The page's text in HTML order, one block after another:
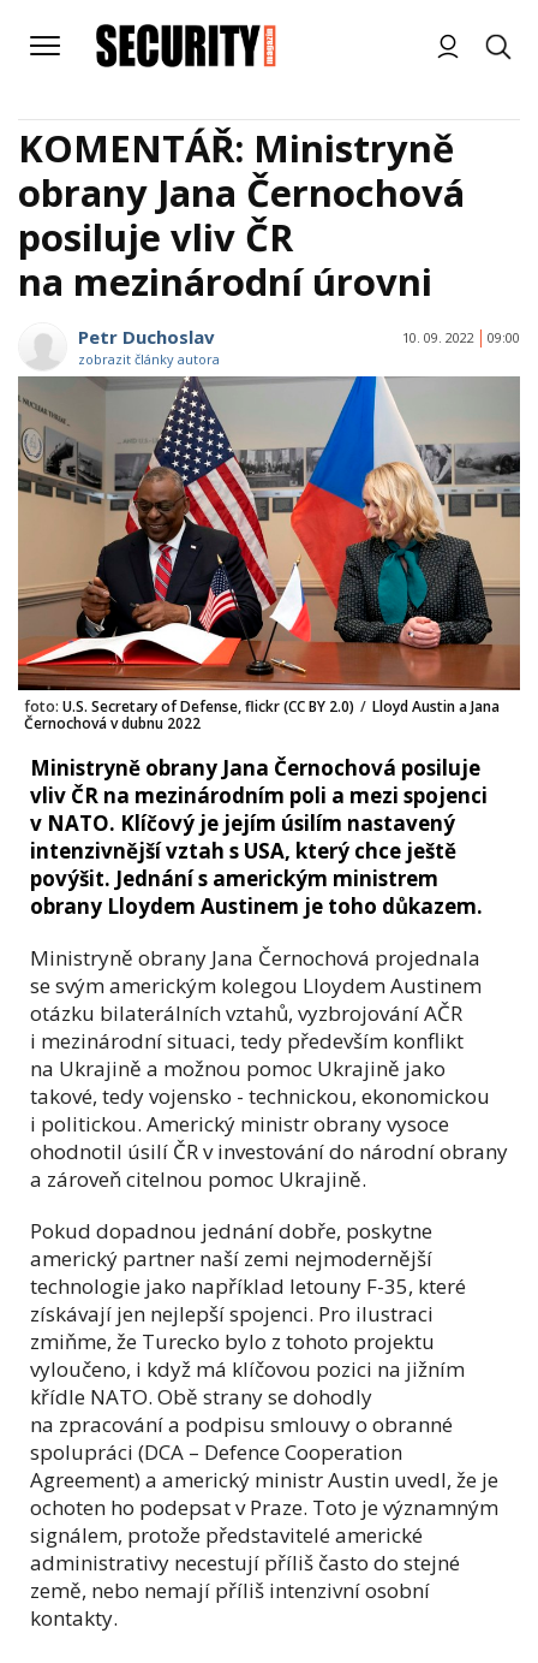
KOMENTÁŘ: Ministryně
obrany Jana Černochová
posiluje vliv ČR
na mezinárodní úrovni
Petr Duchoslav
zobrazit články autora
10. 09. 2022 09:00
foto: U.S. Secretary of Defense, flickr (CC BY 2.0) / Lloyd Austin a Jana
Černochová v dubnu 2022
Ministryně obrany Jana Černochová posiluje
vliv ČR na mezinárodním poli a mezi spojenci
v NATO. Klíčový je jejím úsilím nastavený
intenzivnější vztah s USA, který chce ještě
povýšit. Jednání s americkým ministrem
obrany Lloydem Austinem je toho důkazem.
Ministryně obrany Jana Černochová projednala
se svým americkým kolegou Lloydem Austinem
otázku bilaterálních vztahů, vyzbrojování AČR
i mezinárodní situaci, tedy především konflikt
na Ukrajině a možnou pomoc Ukrajině jako
takové, tedy vojensko - technickou, ekonomickou
i politickou. Americký ministr obrany vysoce
ohodnotil úsilí ČR v investování do národní obrany
a zároveň citelnou pomoc Ukrajině.
Pokud dopadnou jednání dobře, poskytne
americký partner naší zemi nejmodernější
technologie jako například letouny F-35, které
získávají jen nejlepší spojenci. Pro ilustraci
zmiňme, že Turecko bylo z tohoto projektu
vyloučeno, i když má klíčovou pozici na jižním
křídle NATO. Obě strany se dohodly
na zpracování a podpisu smlouvy o obranné
spolupráci (DCA – Defence Cooperation
Agreement) a americký ministr Austin uvedl, že je
ochoten ho podepsat v Praze. Toto je významným
signálem, protože představitelé americké
administrativy necestují příliš často do stejné
země, nebo nemají příliš intenzivní osobní
kontakty.